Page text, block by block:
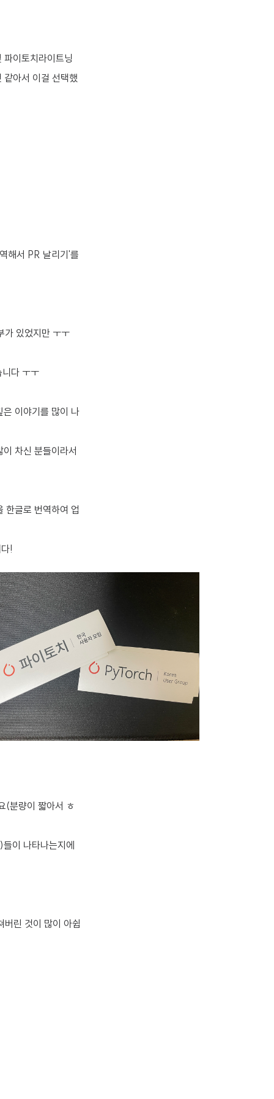
이토치라이트닝
같아서 이걸 선택했
해서 PR 날리기'를
가 있었지만 ㅜㅜ
다 ㅜㅜ
이야기를 많이 나
차신 분들이라서
한글로 번역하여 업
!
(분량이 짧아서 ㅎ
이 나타나는지에
버린 것이 많이 아쉽